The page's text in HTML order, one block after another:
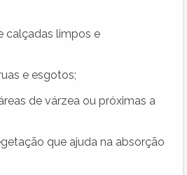
calçadas limpos e
e esgotos;
de várzea ou próximas a
que ajuda na absorção